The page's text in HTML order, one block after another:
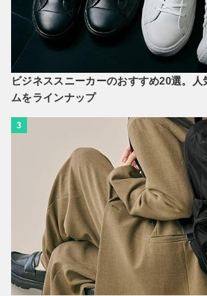
ビジネススニーカーのおすすめ20選。
ムをラインナップ
3